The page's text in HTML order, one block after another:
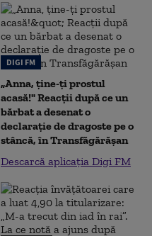
DIGI FM
„Anna, ţine-ţi prostul
acasă!" Reacţii după ce un
bărbat a desenat o
declaraţie de dragoste pe o
stâncă, în Transfăgărăşan
Descarcă aplicația Digi FM